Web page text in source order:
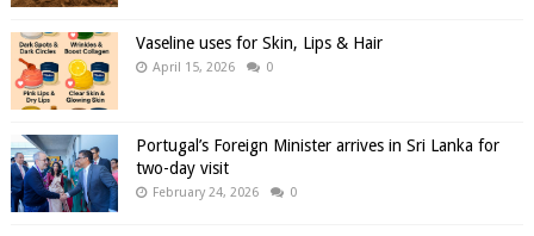
Vaseline uses for Skin, Lips & Hair
April 15, 2026 0
Portugal’s Foreign Minister arrives in Sri Lanka for
two-day visit
February 24, 2026 0